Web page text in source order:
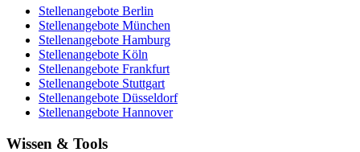
Stellenangebote Berlin
Stellenangebote München
Stellenangebote Hamburg
Stellenangebote Köln
Stellenangebote Frankfurt
Stellenangebote Stuttgart
Stellenangebote Düsseldorf
Stellenangebote Hannover
Wissen & Tools